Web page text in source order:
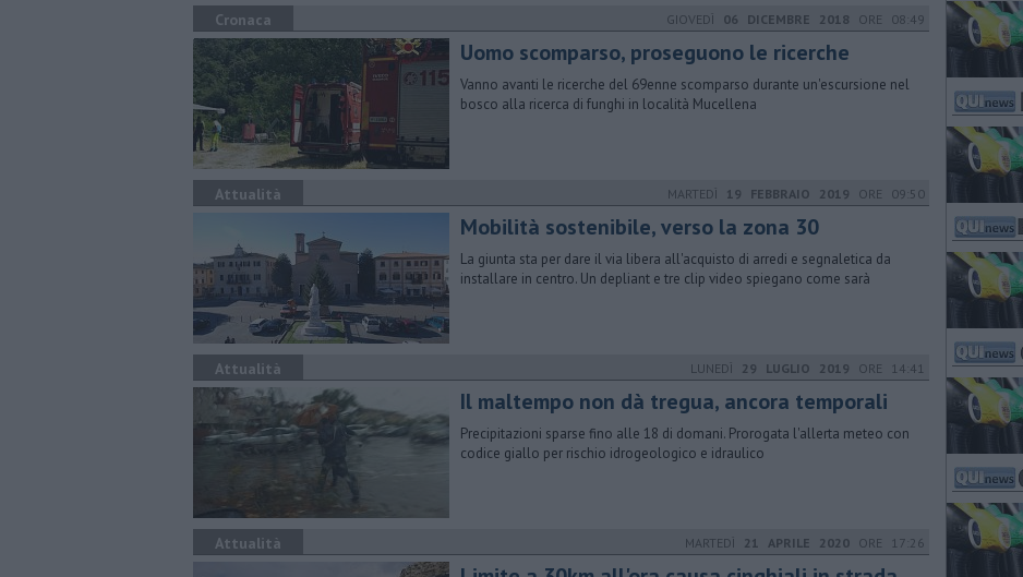
Cronaca GIOVEDÌ 06 DICEMBRE 2018 ORE 08:49
Uomo scomparso, proseguono le ricerche
Vanno avanti le ricerche del 69enne scomparso durante un'escursione nel
bosco alla ricerca di funghi in località Mucellena
Attualità MARTEDÌ 19 FEBBRAIO 2019 ORE 09:50
Mobilità sostenibile, verso la zona 30
La giunta sta per dare il via libera all'acquisto di arredi e segnaletica da
installare in centro. Un depliant e tre clip video spiegano come sarà
Attualità LUNEDÌ 29 LUGLIO 2019 ORE 14:41
Il maltempo non dà tregua, ancora temporali
Precipitazioni sparse fino alle 18 di domani. Prorogata l'allerta meteo con
codice giallo per rischio idrogeologico e idraulico
Attualità MARTEDÌ 21 APRILE 2020 ORE 17:26